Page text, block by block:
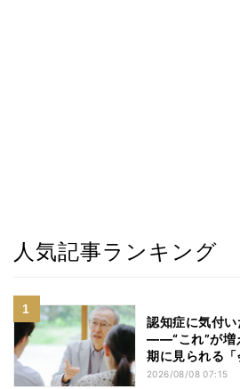
人気記事ランキング
認知症に気付い
――“これ”が増
期に見られる
2026/08/08 07:15